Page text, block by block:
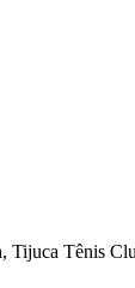
Tijuca Tênis